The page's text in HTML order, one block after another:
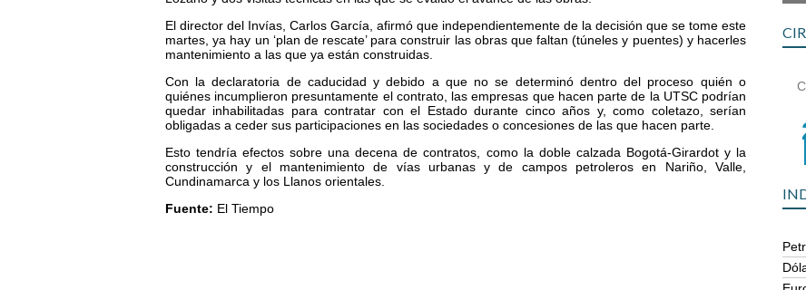
El director del Invías, Carlos García, afirmó que independientemente de la decisión que se tome este
martes, ya hay un ‘plan de rescate’ para construir las obras que faltan (túneles y puentes) y hacerles
mantenimiento a las que ya están construidas.
Con la declaratoria de caducidad y debido a que no se determinó dentro del proceso quién o
quiénes incumplieron presuntamente el contrato, las empresas que hacen parte de la UTSC podrían
quedar inhabilitadas para contratar con el Estado durante cinco años y, como coletazo, serían
obligadas a ceder sus participaciones en las sociedades o concesiones de las que hacen parte.
Esto tendría efectos sobre una decena de contratos, como la doble calzada Bogotá-Girardot y la
construcción y el mantenimiento de vías urbanas y de campos petroleros en Nariño, Valle,
Cundinamarca y los Llanos orientales.
Fuente: El Tiempo